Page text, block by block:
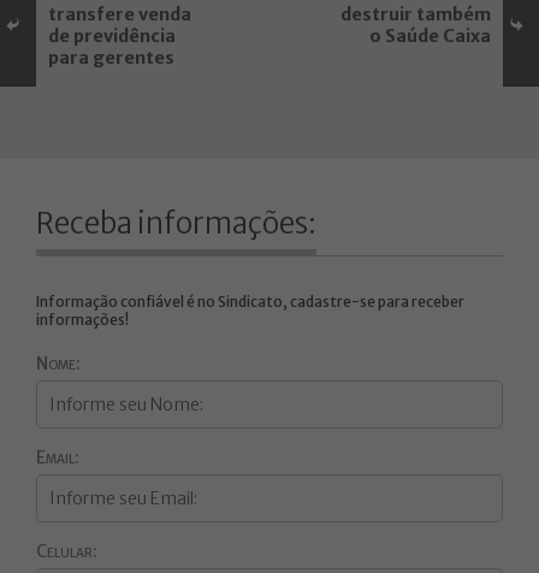
transfere venda
de previdência
para gerentes
destruir também
o Saúde Caixa
Receba informações:
Informação confiável é no Sindicato, cadastre-se para receber
informações!
Nome:
Email:
Celular: